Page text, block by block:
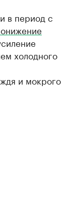
в период с
холодного
и мокрого